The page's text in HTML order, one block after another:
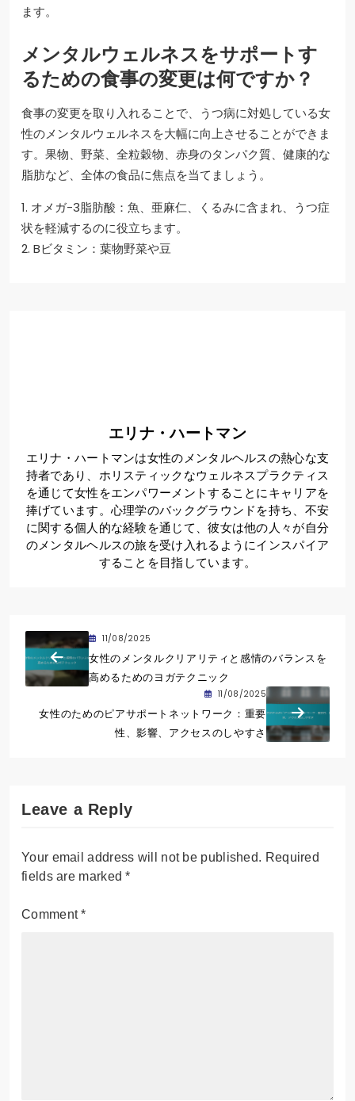
ます。
メンタルウェルネスをサポートす
るための食事の変更は何ですか？
食事の変更を取り入れることで、うつ病に対処している女
性のメンタルウェルネスを大幅に向上させることができま
す。果物、野菜、全粒穀物、赤身のタンパク質、健康的な
脂肪など、全体の食品に焦点を当てましょう。
1. オメガ-3脂肪酸：魚、亜麻仁、くるみに含まれ、うつ症
状を軽減するのに役立ちます。
2. Bビタミン：葉物野菜や豆
エリナ・ハートマン
エリナ・ハートマンは女性のメンタルヘルスの熱心な支
持者であり、ホリスティックなウェルネスプラクティス
を通じて女性をエンパワーメントすることにキャリアを
捧げています。心理学のバックグラウンドを持ち、不安
に関する個人的な経験を通じて、彼女は他の人々が自分
のメンタルヘルスの旅を受け入れるようにインスパイア
することを目指しています。
11/08/2025
女性のメンタルクリアリティと感情のバランスを
高めるためのヨガテクニック
11/08/2025
女性のためのピアサポートネットワーク：重要
性、影響、アクセスのしやすさ
Leave a Reply
Your email address will not be published. Required
fields are marked*
Comment*